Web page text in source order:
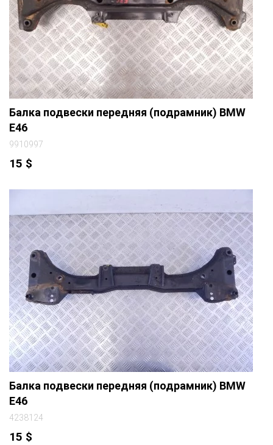
Балка подвески передняя (подрамник) BMW
E46
9910997
15 $
Балка подвески передняя (подрамник) BMW
E46
4238124
15 $